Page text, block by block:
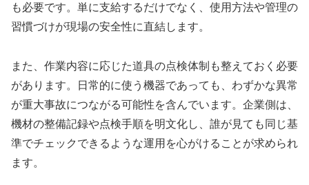
も必要です。単に支給するだけでなく、使用方法や管理の
習慣づけが現場の安全性に直結します。
また、作業内容に応じた道具の点検体制も整えておく必要
があります。日常的に使う機器であっても、わずかな異常
が重大事故につながる可能性を含んでいます。企業側は、
機材の整備記録や点検手順を明文化し、誰が見ても同じ基
準でチェックできるような運用を心がけることが求められ
ます。